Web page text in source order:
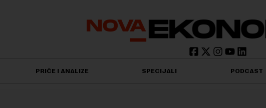
PRIČE I ANALIZE SPECIJALI PODCAST